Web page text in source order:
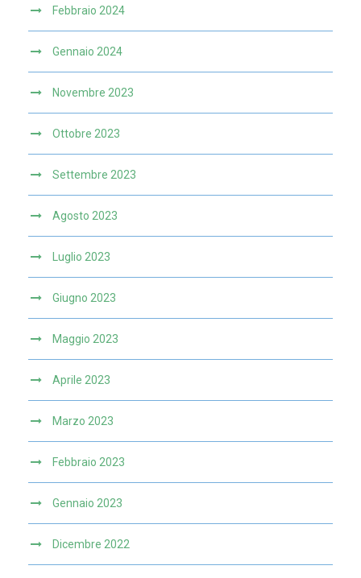
Febbraio 2024
Gennaio 2024
Novembre 2023
Ottobre 2023
Settembre 2023
Agosto 2023
Luglio 2023
Giugno 2023
Maggio 2023
Aprile 2023
Marzo 2023
Febbraio 2023
Gennaio 2023
Dicembre 2022